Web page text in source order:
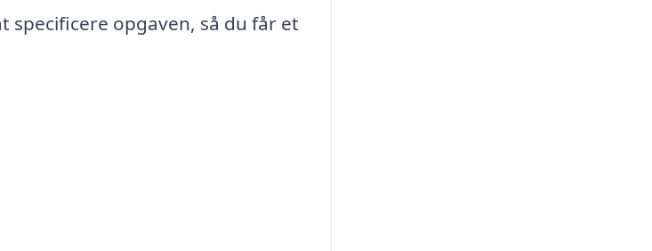
specificere opgaven, så du får et